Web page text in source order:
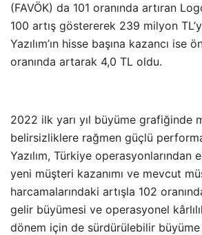
(FAVÖK) da 101 oranında artıran
100 artış göstererek 239 milyon
Yazılım’ın hisse başına kazancı ise
oranında artarak 4,0 TL oldu.
2022 ilk yarı yıl büyüme grafiğinde
belirsizliklere rağmen güçlü
Yazılım, Türkiye operasyonlarından
yeni müşteri kazanımı ve mevcut
harcamalarındaki artışla 102
gelir büyümesi ve operasyonel
dönem için de sürdürülebilir